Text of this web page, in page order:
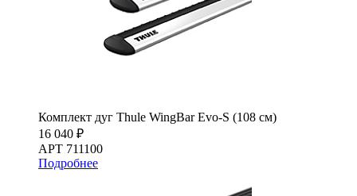
Комплект дуг Thule WingBar Evo-S (108 см)
16 040 ₽
АРТ 711100
Подробнее